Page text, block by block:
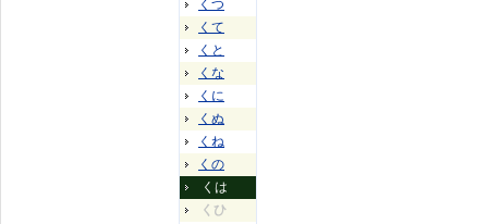
くつ
くて
くと
くな
くに
くぬ
くね
くの
くは
くひ